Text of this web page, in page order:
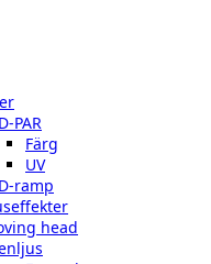
PAR
Färg
UV
ramp
head